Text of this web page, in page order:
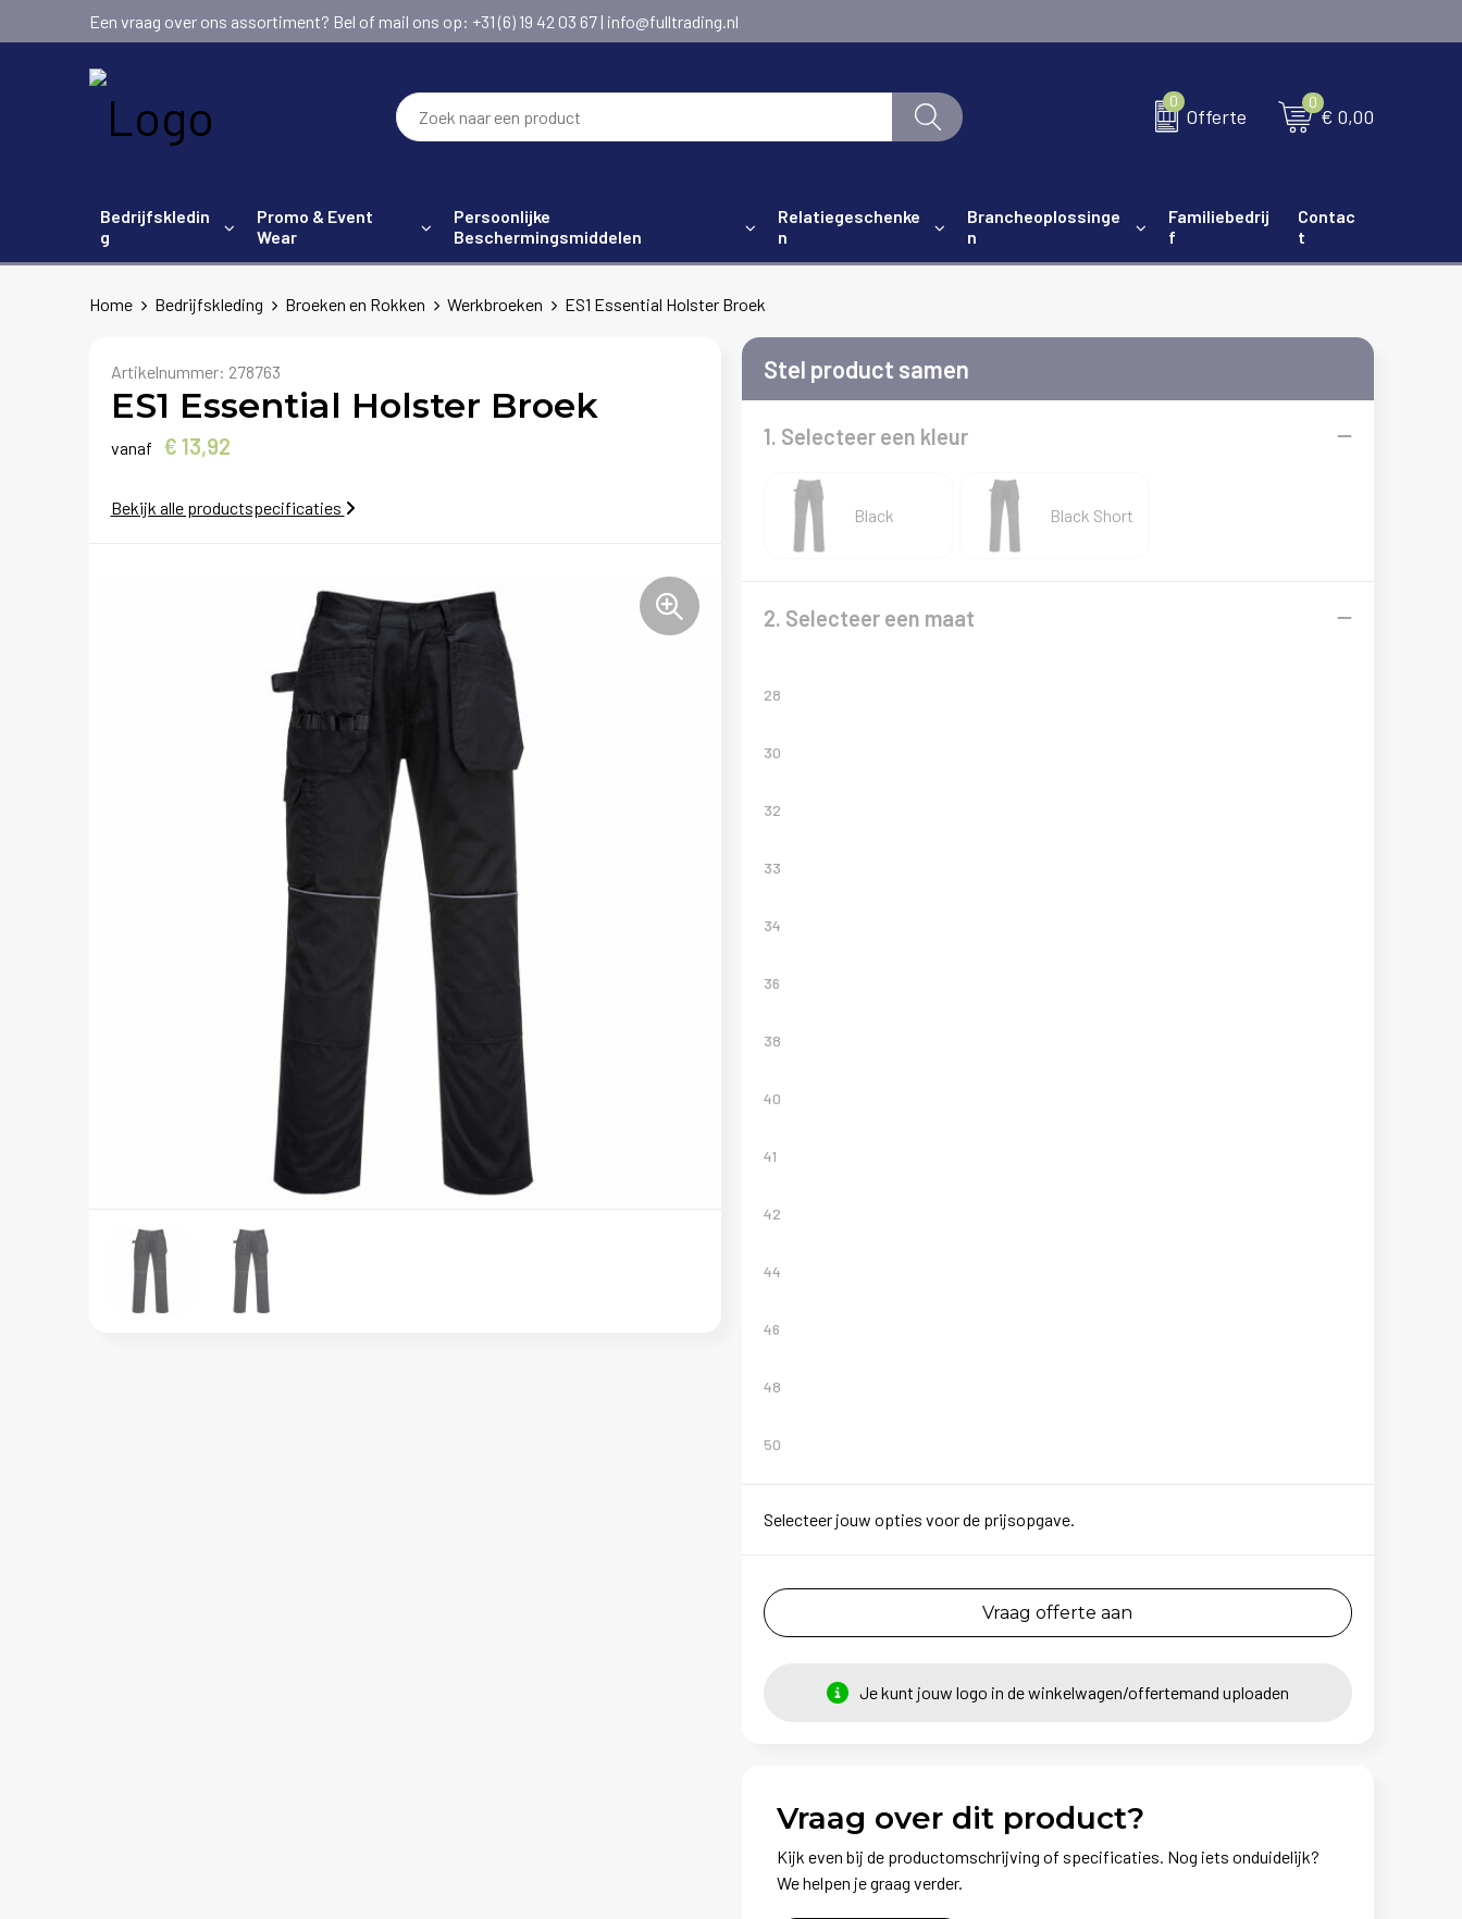
Een vraag over ons assortiment? Bel of mail ons op: +31 (6) 19 42 03 67 | info@fulltrading.nl
0
Offerte
0
€ 0,00
Bedrijfskledin
g
Promo & Event
Wear
Persoonlijke
Beschermingsmiddelen
Relatiegeschenke
n
Brancheoplossinge
n
Familiebedrij
f
Contac
t
Home Bedrijfskleding Broeken en Rokken Werkbroeken ES1 Essential Holster Broek
Artikelnummer: 278763
ES1 Essential Holster Broek
vanaf € 13,92
Bekijk alle productspecificaties
Stel product samen
1. Selecteer een kleur
Black Black Short
2. Selecteer een maat
28
30
32
33
34
36
38
40
41
42
44
46
48
50
Selecteer jouw opties voor de prijsopgave.
Vraag offerte aan
Je kunt jouw logo in de winkelwagen/offertemand uploaden
Vraag over dit product?
Kijk even bij de productomschrijving of specificaties. Nog iets onduidelijk?
We helpen je graag verder.